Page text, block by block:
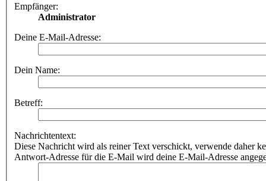
Empfänger:
Administrator
Deine E-Mail-Adresse:
Dein Name:
Betreff:
Nachrichtentext:
Diese Nachricht wird als reiner Text verschickt, verwende daher
Antwort-Adresse für die E-Mail wird deine E-Mail-Adresse